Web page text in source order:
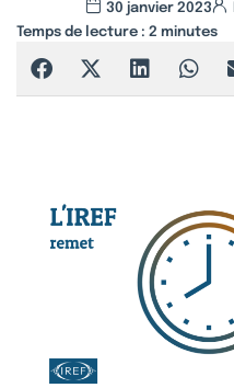
30 janvier 2023
Temps de lecture : 2 minutes